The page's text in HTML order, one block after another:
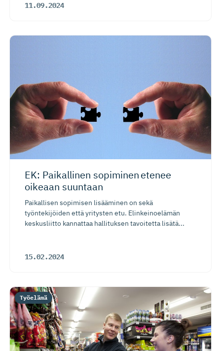
11.09.2024
EK: Paikallinen sopiminen etenee
oikeaan suuntaan
Paikallisen sopimisen lisääminen on sekä
työntekijöiden että yritysten etu. Elinkeinoelämän
keskusliitto kannattaa hallituksen tavoitetta lisätä...
15.02.2024
Työelämä